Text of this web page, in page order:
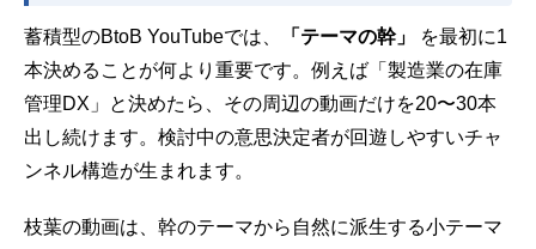
蓄積型のBtoB YouTubeでは、 「テーマの幹」
を最初に1
本決めることが何より重要です。例えば「製造業の在庫
管理DX」と決めたら、その周辺の動画だけを20〜30本
出し続けます。検討中の意思決定者が回遊しやすいチャ
ンネル構造が生まれます。
枝葉の動画は、幹のテーマから自然に派生する小テーマ